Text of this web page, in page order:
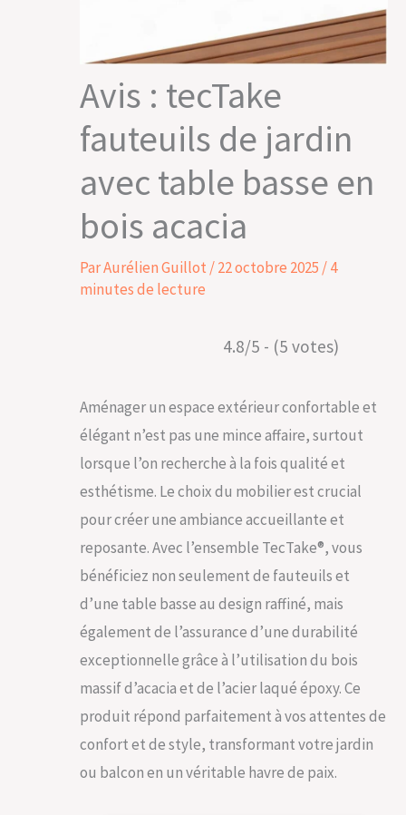
Avis : tecTake
fauteuils de jardin
avec table basse en
bois acacia
ParAurélien Guillot /22 octobre 2025 /4
minutes de lecture
4.8/5 - (5 votes)
Aménager un espace extérieur confortable et
élégant n’est pas une mince affaire, surtout
lorsque l’on recherche à la fois qualité et
esthétisme. Le choix du mobilier est crucial
pour créer une ambiance accueillante et
reposante. Avec l’ensemble TecTake®, vous
bénéficiez non seulement de fauteuils et
d’une table basse au design raffiné, mais
également de l’assurance d’une durabilité
exceptionnelle grâce à l’utilisation du bois
massif d’acacia et de l’acier laqué époxy. Ce
produit répond parfaitement à vos attentes de
confort et de style, transformant votre jardin
ou balcon en un véritable havre de paix.